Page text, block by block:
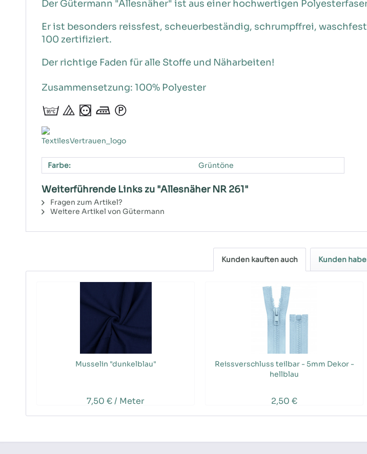
Der Gütermann "Allesnäher" ist aus einer hochwertigen
Er ist besonders reissfest, scheuerbeständig, schrumpffrei,
100 zertifiziert.
Der richtige Faden für alle Stoffe und Näharbeiten!
Zusammensetzung: 100% Polyester
Farbe: Grüntöne
Weiterführende Links zu "Allesnäher NR 261"
Fragen zum Artikel?
Weitere Artikel von Gütermann
Kunden kauften auch Kunden
Musselin "dunkelblau"
7,50 € / Meter
Reissverschluss teilbar - 5mm Dekor -
hellblau
2,50 €